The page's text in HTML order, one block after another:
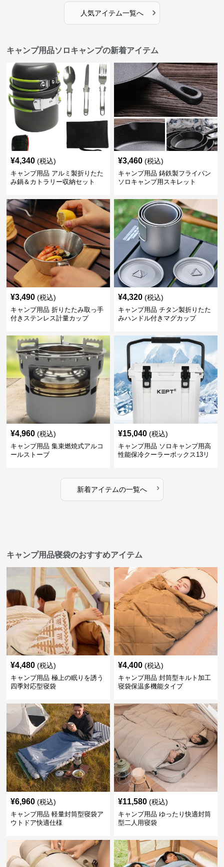
人気アイテム一覧へ ›
キャンプ用品ソロキャンプの新着アイテム
¥4,340 (税込)
キャンプ用品 アルミ製折りたた
み鍋＆カトラリー収納セット
¥3,460 (税込)
キャンプ用品 鋳鉄製フライパン
ソロキャンプ用スキレット
¥3,490 (税込)
キャンプ用品 折りたたみ取っ手
付きステンレス計量カップ
¥4,320 (税込)
キャンプ用品 チタン製折りたた
みハンドル付きマグカップ
¥4,960 (税込)
キャンプ用品 集束燃焼式アルコ
ールストーブ
¥15,040 (税込)
キャンプ用品 ソロキャンプ用高
性能保冷クーラーボックス13リ
新着アイテムの一覧へ ›
キャンプ用品寝袋のおすすめアイテム
¥4,480 (税込)
キャンプ用品 極上の眠りを誘う
四季対応型寝袋
¥4,400 (税込)
キャンプ用品 封筒型キルト加工
寝袋保温多機能タイプ
¥6,960 (税込)
キャンプ用品 軽量封筒型寝袋ア
ウトドア快適仕様
¥11,580 (税込)
キャンプ用品 ゆったり快適封筒
型二人用寝袋